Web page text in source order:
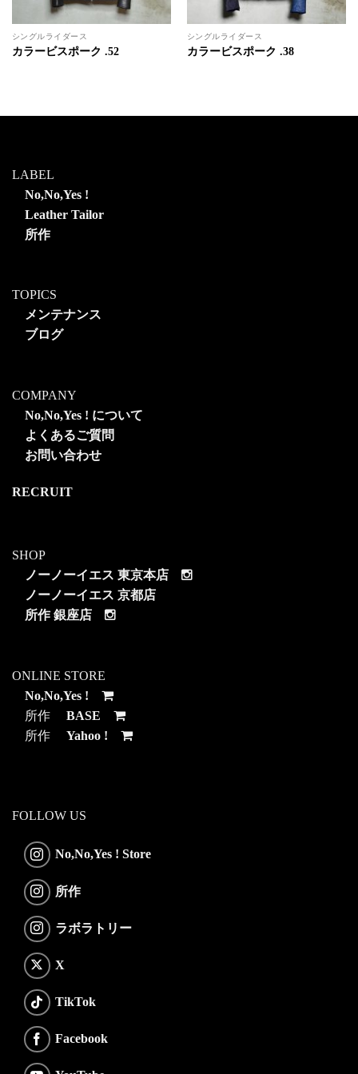
シングルライダース
カラービスポーク .52
シングルライダース
カラービスポーク .38
LABEL
No,No,Yes !
Leather Tailor
所作
TOPICS
メンテナンス
ブログ
COMPANY
No,No,Yes ! について
よくあるご質問
お問い合わせ
RECRUIT
SHOP
ノーノーイエス 東京本店
ノーノーイエス 京都店
所作 銀座店
ONLINE STORE
No,No,Yes !
所作 BASE
所作 Yahoo !
FOLLOW US
No,No,Yes ! Store
所作
ラボラトリー
X
TikTok
Facebook